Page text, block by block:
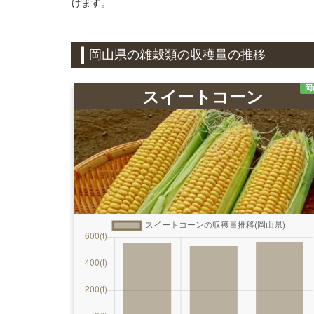
けます。
岡山県の雑穀類の収穫量の推移
スイートコーン